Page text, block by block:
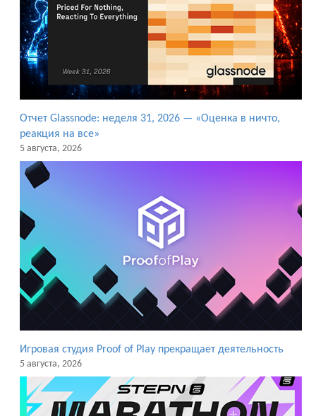
Отчет Glassnode: неделя 31, 2026 — «Оценка в ничто,
реакция на все»
5 августа, 2026
Игровая студия Proof of Play прекращает деятельность
5 августа, 2026